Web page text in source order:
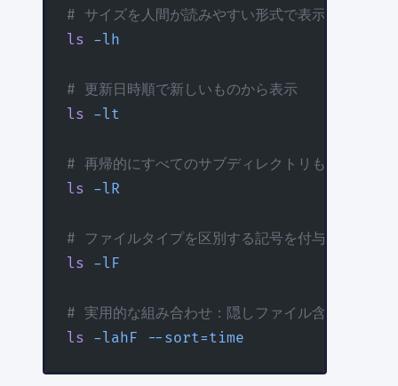
# サイズを人間が読みやすい形式で表示
ls -lh
# 更新日時順で新しいものから表示
ls -lt
# 再帰的にすべてのサブディレクトリも表示
ls -lR
# ファイルタイプを区別する記号を付与（/=デ
ls -lF
# 実用的な組み合わせ：隠しファイル含む詳細・
ls -lahF --sort=time